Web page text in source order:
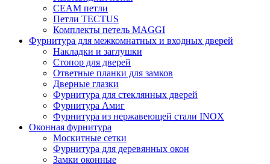
CEAM петли
Петли TECTUS
Комплекты петель MAGGI
Фурнитура для межкомнатных и входных дверей
Накладки и заглушки
Стопор для дверей
Ответные планки для замков
Дверные глазки
Фурнитура для стеклянных дверей
Фурнитура Амиг
Фурнитура из нержавеющей стали INOX
Оконная фурнитура
Москитные сетки
Фурнитура для деревянных окон
Замки оконные